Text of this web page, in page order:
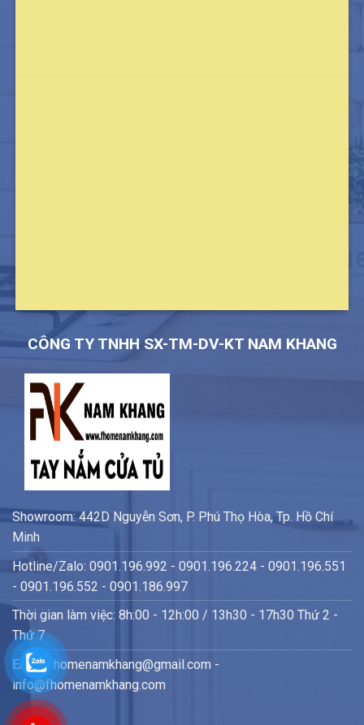
CÔNG TY TNHH SX-TM-DV-KT NAM KHANG
Showroom: 442D Nguyễn Sơn, P. Phú Thọ Hòa, Tp. Hồ Chí
Minh
Hotline/Zalo: 0901.196.992 - 0901.196.224 - 0901.196.551
- 0901.196.552 - 0901.186.997
Thời gian làm việc: 8h:00 - 12h:00 / 13h30 - 17h30 Thứ 2 -
Thứ 7
Email: fhomenamkhang@gmail.com -
info@fhomenamkhang.com